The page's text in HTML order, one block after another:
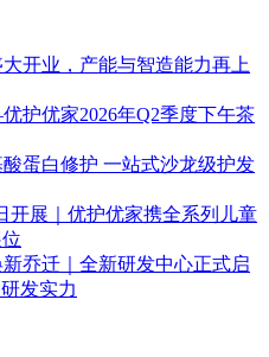
开业，产能与智造能力再上
护优家2026年Q2季度下午茶
蛋白修护 一站式沙龙级护发
开展｜优护优家携全系列儿童
乔迁｜全新研发中心正式启
发实力